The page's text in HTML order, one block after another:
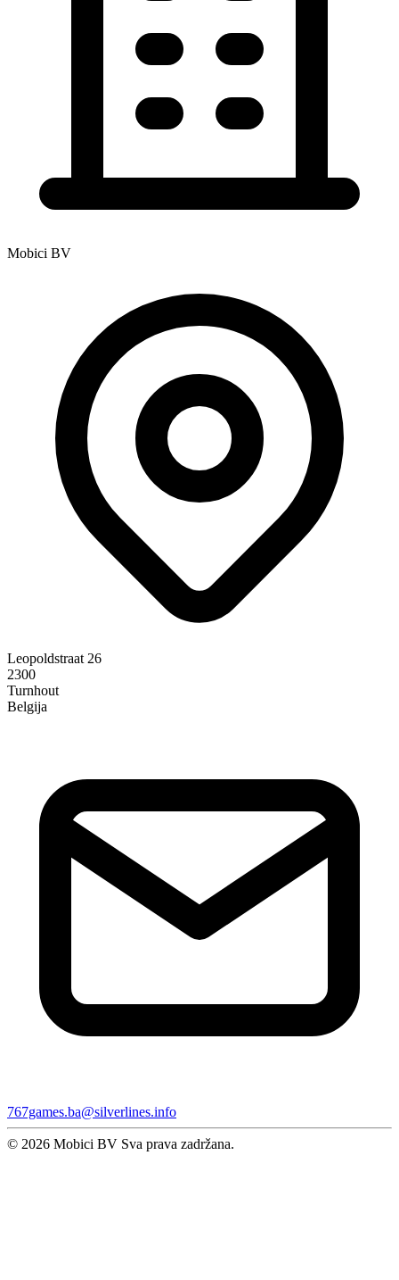
Mobici BV
Leopoldstraat 26
2300
Turnhout
Belgija
767games.ba@silverlines.info
© 2026 Mobici BV Sva prava zadržana.